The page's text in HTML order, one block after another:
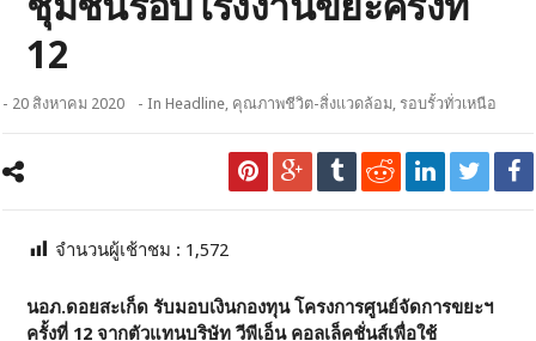
12
- 20 สิงหาคม 2020 - InHeadline, คุณภาพชีวิต-สิ่งแวดล้อม, รอบรั้วทั่วเหนือ
จำนวนผู้เช้าชม : 1,572
นอภ.ดอยสะเก็ด รับมอบเงินกองทุน โครงการศูนย์จัดการขยะฯ
ครั้งที่ 12 จากตัวแทนบริษัท วีพีเอ็น คอลเล็คชั่นส์เพื่อใช้